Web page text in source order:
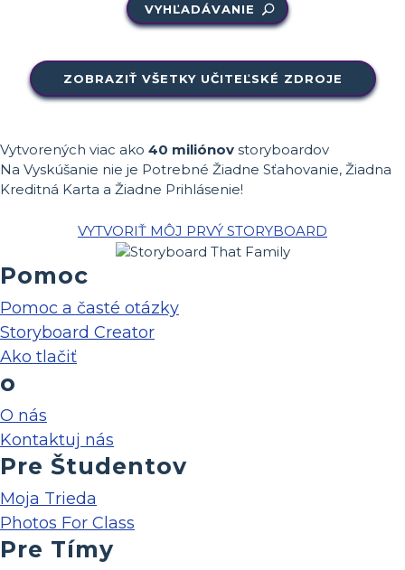
VYHĽADÁVANIE
ZOBRAZIŤ VŠETKY UČITEĽSKÉ ZDROJE
Vytvorených viac ako 40 miliónov storyboardov
Na Vyskúšanie nie je Potrebné Žiadne Sťahovanie, Žiadna
Kreditná Karta a Žiadne Prihlásenie!
VYTVORIŤ MÔJ PRVÝ STORYBOARD
Pomoc
Pomoc a časté otázky
Storyboard Creator
Ako tlačiť
o
O nás
Kontaktuj nás
Pre Študentov
Moja Trieda
Photos For Class
Pre Tímy